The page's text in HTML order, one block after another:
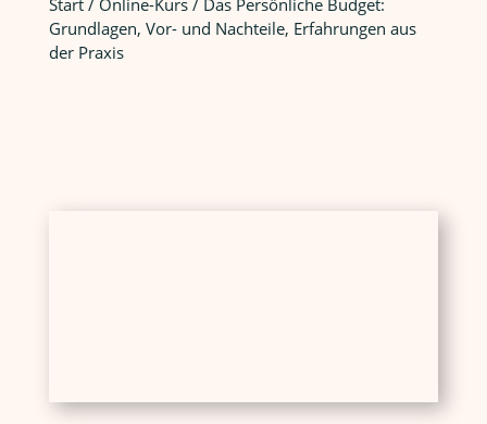
Start/ Online-Kurs/ Das Persönliche Budget:
Grundlagen, Vor- und Nachteile, Erfahrungen aus
der Praxis